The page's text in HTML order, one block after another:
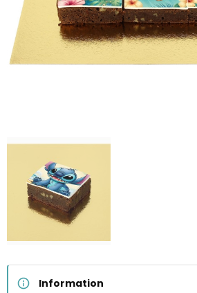
Information